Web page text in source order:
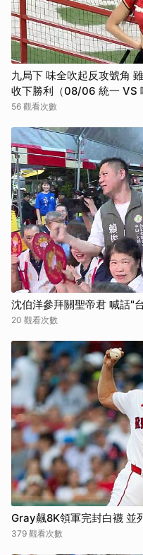
九局下 味全吹起反攻號角
收下勝利（08/06 統一 VS
56 觀看次數
沈伯洋參拜關聖帝君 喊話"
20 觀看次數
Gray飆8K領軍完封白襪
379 觀看次數